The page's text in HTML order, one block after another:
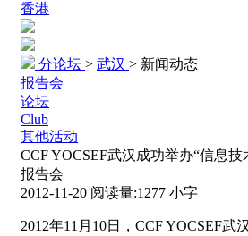
香港
分论坛 > 武汉 > 新闻动态
报告会
论坛
Club
其他活动
CCF YOCSEF武汉成功举办“信息
报告会
2012-11-20 阅读量:1277 小字
2012年11月10日，CCF YOCSEF武